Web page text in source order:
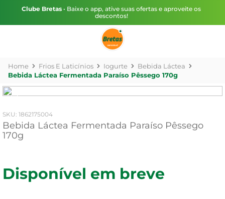
Clube Bretas • Baixe o app, ative suas ofertas e aproveite os
descontos!
Frios E Laticínios Iogurte
Bebida Láctea
Bebida Láctea Fermentada Paraíso Pêssego 170g
: 1862175004
Bebida Láctea Fermentada Paraíso Pêssego
170g
Disponível em breve